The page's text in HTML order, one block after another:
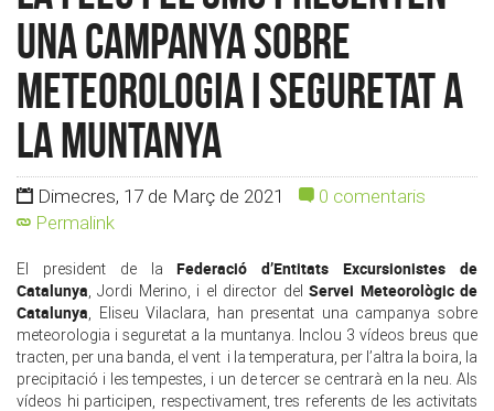
FES-TE SOCI
una campanya sobre
meteorologia i seguretat a
la muntanya
Dimecres, 17 de Març de 2021
0 comentaris
Permalink
El president de laFederació d’Entitats Excursionistes de
Catalunya, Jordi Merino, i el director delServei Meteorològic de
Catalunya, Eliseu Vilaclara, han presentat una campanya sobre
meteorologia i seguretat a la muntanya. Inclou 3 vídeos breus que
tracten, per una banda, el vent i la temperatura, per l’altra la boira, la
precipitació i les tempestes, i un de tercer se centrarà en la neu. Als
vídeos hi participen, respectivament, tres referents de les activitats